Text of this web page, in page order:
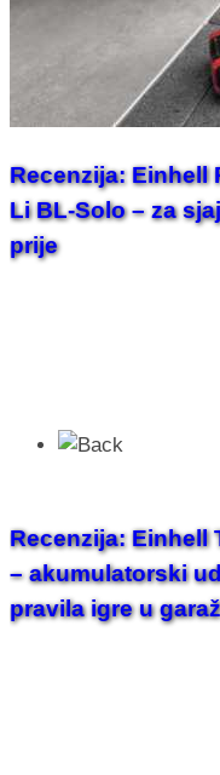
Recenzija: Einhell
Li BL-Solo – za
prije
Recenzija: Einhell
– akumulatorski
pravila igre u